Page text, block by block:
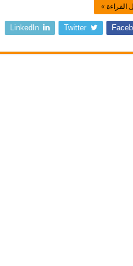
القراءة »
Twitter
LinkedIn